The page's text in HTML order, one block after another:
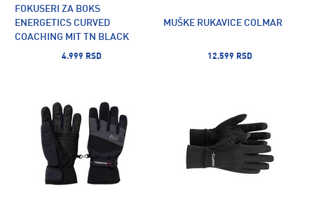
FOKUSERI ZA BOKS
ENERGETICS CURVED
COACHING MIT TN BLACK
4.999 RSD
MUŠKE RUKAVICE COLMAR
12.599 RSD